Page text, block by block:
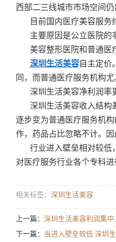
西部二三线城市市场空间
目前国内医疗美容服务
主要原因是公立医院的
美容整形医院和普通医
深圳生活美容自主定价
同，而普通医疗服务机构
深圳生活美容净利润率
深圳生活美容收入结构
逐步变为普通医疗服务机
作，药品占比忽略不计。因
行业进入壁垒相对较低
对医疗服务行业各个专科
相关标签： 深圳生活美容
上一篇： 深圳生活美容利润集
下一篇： 当进入壁垒较低 深圳